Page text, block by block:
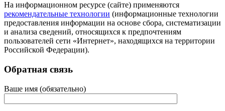
На информационном ресурсе (сайте) применяются
рекомендательные технологии (информационные технологии
предоставления информации на основе сбора, систематизации
и анализа сведений, относящихся к предпочтениям
пользователей сети «Интернет», находящихся на территории
Российской Федерации).
Обратная связь
Ваше имя (обязательно)